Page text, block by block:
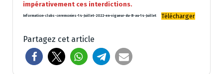
impérativement ces interdictions.
Information-clubs-ceremonies-14-Juillet-2022-en-vigueur-du-8-au-14-Juillet Télécharger
Partagez cet article